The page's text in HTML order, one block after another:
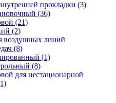
прокладки (3)
(36)
(21)
(2)
воздушных линий
(8)
(1)
(8)
для нестационарной